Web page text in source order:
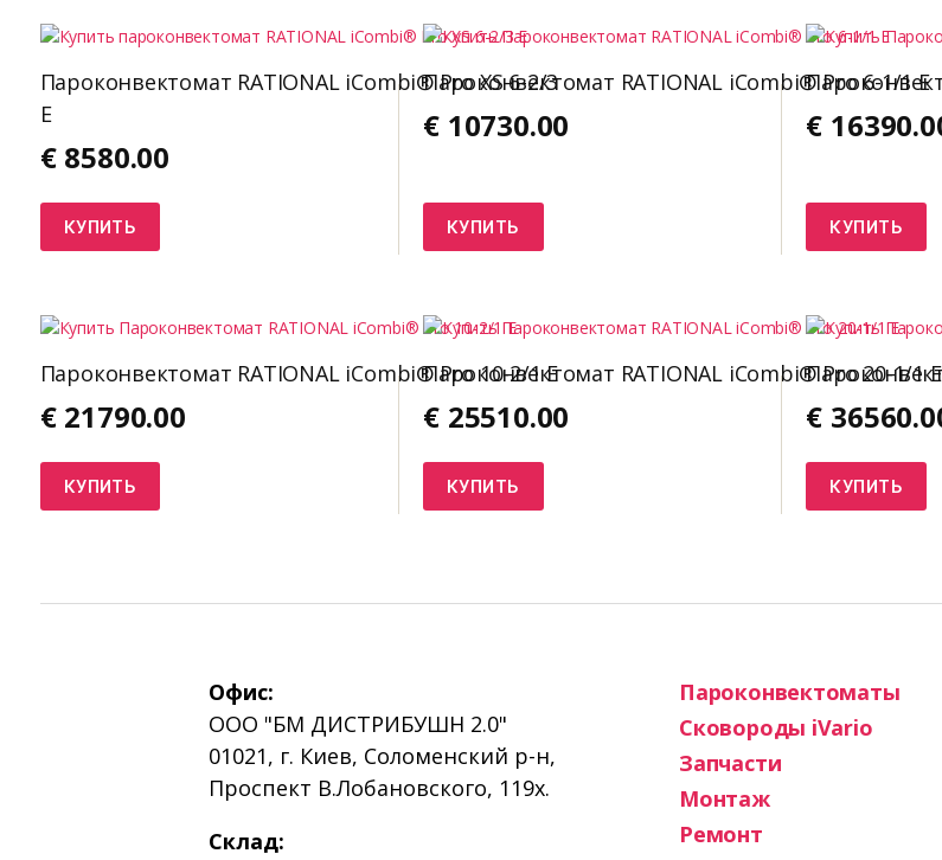
Пароконвектомат RATIONAL iCombi® Pro XS 6-2/3
E
€ 8580.00
КУПИТЬ
Пароконвектомат RATIONAL iCombi® Pro 6-1/1 E
€ 10730.00
КУПИТЬ
€
КУПИТЬ
Пароконвектомат RATIONAL iCombi® Pro 10-2/1 E
€ 21790.00
КУПИТЬ
Пароконвектомат RATIONAL iCombi® Pro 20-1/1 E
€ 25510.00
КУПИТЬ
€
КУПИТЬ
Офис:
ООО "БМ ДИСТРИБУШН 2.0"
01021, г. Киев, Соломенский р-н,
Проспект В.Лобановского, 119х.
Склад:
Пароконвектоматы
Сковороды iVario
Запчасти
Монтаж
Ремонт